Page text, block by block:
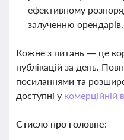
ефективному
залученню орендарів.
Кожне з питань — це
публікацій за день.
посиланнями та
доступні у комерційній
Стисло про головне: